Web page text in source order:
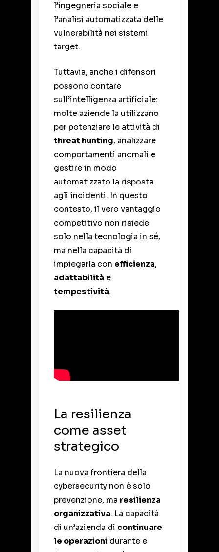
l’ingegneria sociale e
l’analisi automatizzata delle
vulnerabilità nei sistemi
target.
Tuttavia, anche i difensori
possono contare
sull’intelligenza artificiale:
molte aziende la utilizzano
per potenziare le attività di
threat hunting, analizzare
comportamenti anomali e
gestire in modo
automatizzato la risposta
agli incidenti. In questo
contesto, il vero vantaggio
competitivo non risiede
solo nella tecnologia in sé,
ma nella capacità di
impiegarla con efficienza,
adattabilità e
tempestività.
La resilienza
come asset
strategico
La nuova frontiera della
cybersecurity non è solo
prevenzione, ma resilienza
organizzativa. La capacità
di un’azienda di continuare
le operazioni durante e